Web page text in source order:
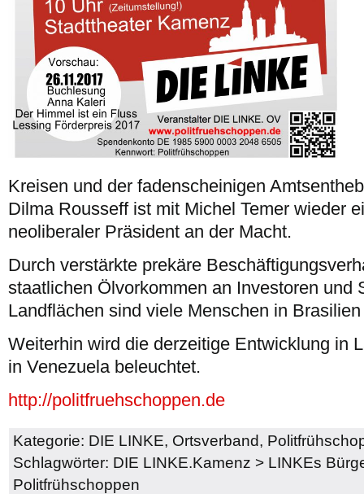
Kreisen und der fadenscheinigen
Dilma Rousseff ist mit Michel Temer wieder
neoliberaler Präsident an der Macht.
Durch verstärkte prekäre
staatlichen Ölvorkommen an Investoren und
Landflächen sind viele Menschen in
Weiterhin wird die derzeitige Entwicklung in
in Venezuela beleuchtet.
http://politfruehschoppen.de
Kategorie: DIE LINKE, Ortsverband,
Schlagwörter: DIE LINKE.Kamenz > LINKEs
Politfrühschoppen